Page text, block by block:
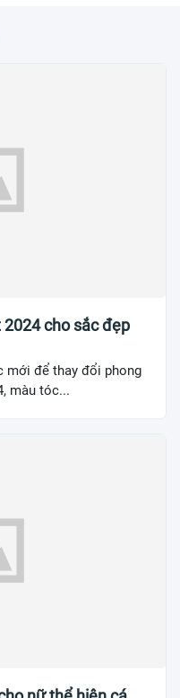
cho sắc đẹp
mới để thay đổi phong
màu tóc...